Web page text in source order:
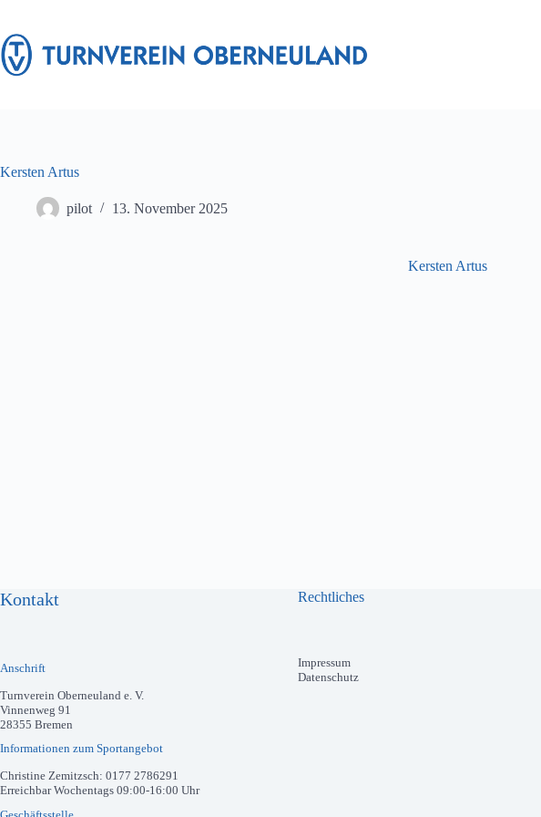
springen
Kersten Artus
pilot 13. November 2025
Kersten Artus
Kontakt
Anschrift
Turnverein Oberneuland e. V.
Vinnenweg 91
28355 Bremen
Informationen zum Sportangebot
Christine Zemitzsch: 0177 2786291
Erreichbar Wochentags 09:00-16:00 Uhr
Rechtliches
Impressum
Datenschutz